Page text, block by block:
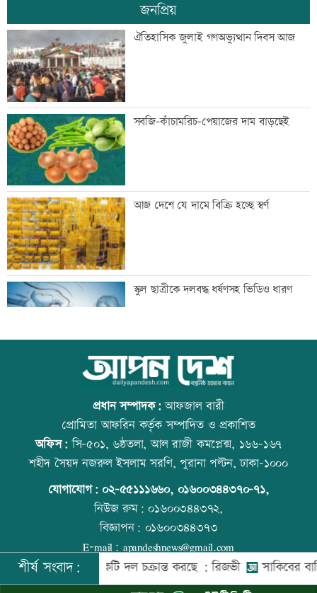
শিশুদের সুরক্ষায় ব্যর্থ, মেটাকে সাড়ে ১১
হাজার কোটি টাকা জরিমানা
এক দিনের ব্যবধানে কমলো স্বর্ণের দাম, আজ
থেকেই কার্যকর
বগি লাইনচ্যুত, ঢাকা-ময়মনসিংহ রেল চলাচল
বন্ধ
যৌথ প্রতিরক্ষা চুক্তি স্বাক্ষরের পথে সৌদি-
তুরস্ক-পাকিস্তান
বিশ্ববাজারে ফের বাড়ল জ্বালানি তেলের দাম
সিলেটে দুই বাসের সংঘর্ষে প্রাণ গেল
আটজনের
দুপুরের মধ্যে ঝোড়ো হাওয়াসহ বজ্রবৃষ্টি হতে
পারে যেসব অঞ্চলে
জনপ্রিয়
ঐতিহাসিক জুলাই গণঅভ্যুত্থান দিবস আজ
সবজি-কাঁচামরিচ-পেয়াজের দাম বাড়ছেই
আজ দেশে যে দামে বিক্রি হচ্ছে স্বর্ণ
স্কুল ছাত্রীকে দলবদ্ধ ধর্ষণসহ ভিডিও ধারণ
আজ বিশ্ব বন্ধু দিবস
প্রতিমন্ত্রীকে ঘিরে ভাইরাল ভিডিওতে ছবি
জুড়ে অপপ্রচার: এলিন
কোরআন-হাদিসে নামাজ না পড়ার শাস্তি
প্রধান সম্পাদক:আফজাল বারী
প্রোমিতা আফরিন কর্তৃক সম্পাদিত ও প্রকাশিত
অফিস:সি-৫০১, ৬ষ্ঠতলা, আল রাজী কমপ্লেক্স, ১৬৬-১৬৭
শহীদ সৈয়দ নজরুল ইসলাম সরণি, পুরানা পল্টন, ঢাকা-১০০০
যোগাযোগ: ০২-৫৫১১১৬৬০, ০১৬০০৩৪৪৩৭০-৭১,
নিউজ রুম:০১৬০০৩৪৪৩৭২,
বিজ্ঞাপন: ০১৬০০৩৪৪৩৭৩
E-mail: apandeshnews@gmail.com
©২০২৬ |আপন দেশ ডটকমকর্তৃক সর্বসত্ব ® সংরক্ষিত | উন্নয়নে
শীর্ষ সংবাদ:
বিরুদ্ধে একটি দল চক্রান্ত করছে : রিজভী সাকিবের বাড়িতে